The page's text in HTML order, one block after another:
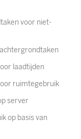
voor niet-
laadtijden
ruimtegebruik
server
op basis van